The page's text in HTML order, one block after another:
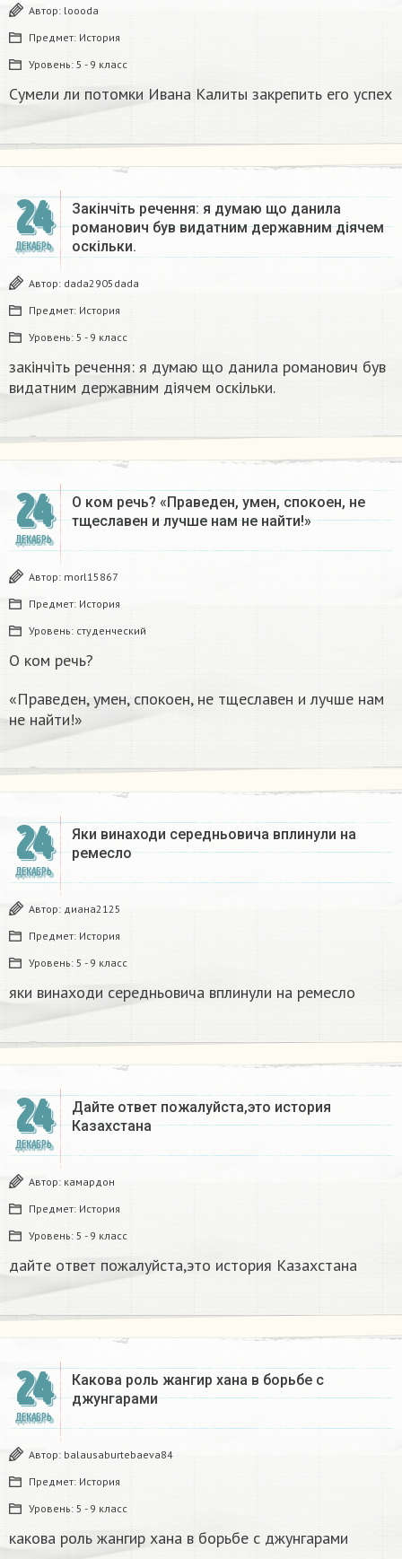
Автор: loooda
Предмет: История
Уровень: 5 - 9 класс
Сумели ли потомки Ивана Калиты закрепить его успех
24
ДЕКАБРЬ
Закінчіть речення: я думаю що данила
романович був видатним державним діячем
оскільки.
Автор: dada2905dada
Предмет: История
Уровень: 5 - 9 класс
закінчіть речення: я думаю що данила романович був
видатним державним діячем оскільки.
24
ДЕКАБРЬ
О ком речь? «Праведен, умен, спокоен, не
тщеславен и лучше нам не найти!»
Автор: morl15867
Предмет: История
Уровень: студенческий
О ком речь?
«Праведен, умен, спокоен, не тщеславен и лучше нам
не найти!»
24
ДЕКАБРЬ
Яки винаходи середньовича вплинули на
ремесло
Автор: диана2125
Предмет: История
Уровень: 5 - 9 класс
яки винаходи середньовича вплинули на ремесло
24
ДЕКАБРЬ
Дайте ответ пожалуйста,это история
Казахстана
Автор: камардон
Предмет: История
Уровень: 5 - 9 класс
дайте ответ пожалуйста,это история Казахстана
24
ДЕКАБРЬ
Какова роль жангир хана в борьбе с
джунгарами​
Автор: balausaburtebaeva84
Предмет: История
Уровень: 5 - 9 класс
какова роль жангир хана в борьбе с джунгарами​